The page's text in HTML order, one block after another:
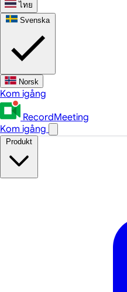
ไทย
Svenska
Norsk
Kom igång
RecordMeeting
Kom igång